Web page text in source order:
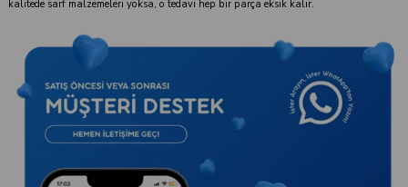
Bize Ulaşın
Kurumsal
Müşteri Hizmetleri